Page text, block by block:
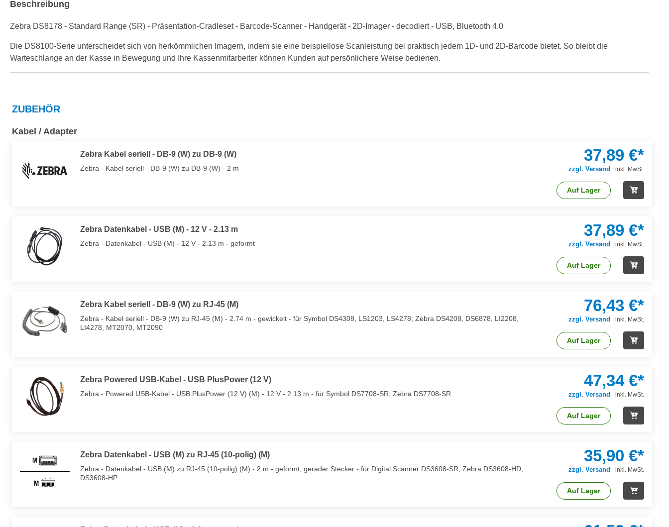
Beschreibung
Zebra DS8178 - Standard Range (SR) - Präsentation-Cradleset - Barcode-Scanner - Handgerät - 2D-Imager - decodiert - USB, Bluetooth 4.0
Die DS8100-Serie unterscheidet sich von herkömmlichen Imagern, indem sie eine beispiellose Scanleistung bei praktisch jedem 1D- und 2D-Barcode bietet. So bleibt die
Warteschlange an der Kasse in Bewegung und Ihre Kassenmitarbeiter können Kunden auf persönlichere Weise bedienen.
ZUBEHÖR
Kabel / Adapter
Zebra Kabel seriell - DB-9 (W) zu DB-9 (W)
Zebra - Kabel seriell - DB-9 (W) zu DB-9 (W) - 2 m
37,89 €*
zzgl. Versand |inkl. MwSt.
Auf Lager
Zebra Datenkabel - USB (M) - 12 V - 2.13 m
Zebra - Datenkabel - USB (M) - 12 V - 2.13 m - geformt
37,89 €*
zzgl. Versand |inkl. MwSt.
Auf Lager
Zebra Kabel seriell - DB-9 (W) zu RJ-45 (M)
Zebra - Kabel seriell - DB-9 (W) zu RJ-45 (M) - 2.74 m - gewickelt - für Symbol DS4308, LS1203, LS4278; Zebra DS4208, DS6878, LI2208,
LI4278, MT2070, MT2090
76,43 €*
zzgl. Versand |inkl. MwSt.
Auf Lager
Zebra Powered USB-Kabel - USB PlusPower (12 V)
Zebra - Powered USB-Kabel - USB PlusPower (12 V) (M) - 12 V - 2.13 m - für Symbol DS7708-SR; Zebra DS7708-SR
47,34 €*
zzgl. Versand |inkl. MwSt.
Auf Lager
Zebra Datenkabel - USB (M) zu RJ-45 (10-polig) (M)
Zebra - Datenkabel - USB (M) zu RJ-45 (10-polig) (M) - 2 m - geformt, gerader Stecker - für Digital Scanner DS3608-SR; Zebra DS3608-HD,
DS3608-HP
35,90 €*
zzgl. Versand |inkl. MwSt.
Auf Lager